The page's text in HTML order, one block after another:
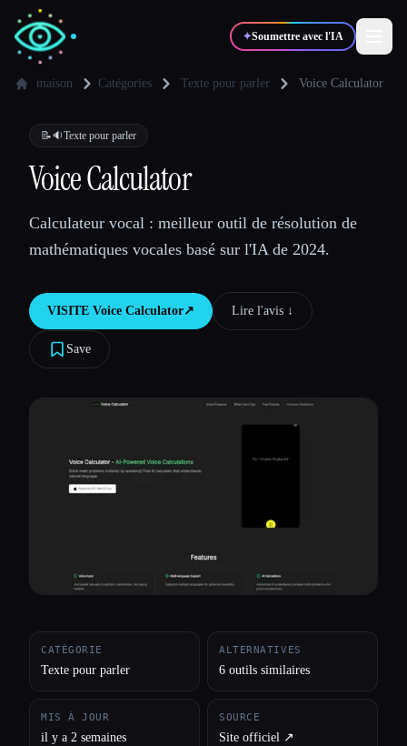
✦Soumettre avec l'IA
✍️Auteurs
💻
🎓Étudiants 🎬 Créateurs
Blog
Comparer les outils
À propos
maison Catégories Texte pour parler Voice Calculator
📝🔉Texte pour parler
Voice Calculator
Calculateur vocal : meilleur outil de résolution de
mathématiques vocales basé sur l'IA de 2024.
VISITE Voice Calculator↗︎ Lire l'avis ↓︎
Save
CATÉGORIE
Texte pour parler
ALTERNATIVES
6 outils similaires
MIS À JOUR
il y a 2 semaines
SOURCE
Site officiel ↗︎